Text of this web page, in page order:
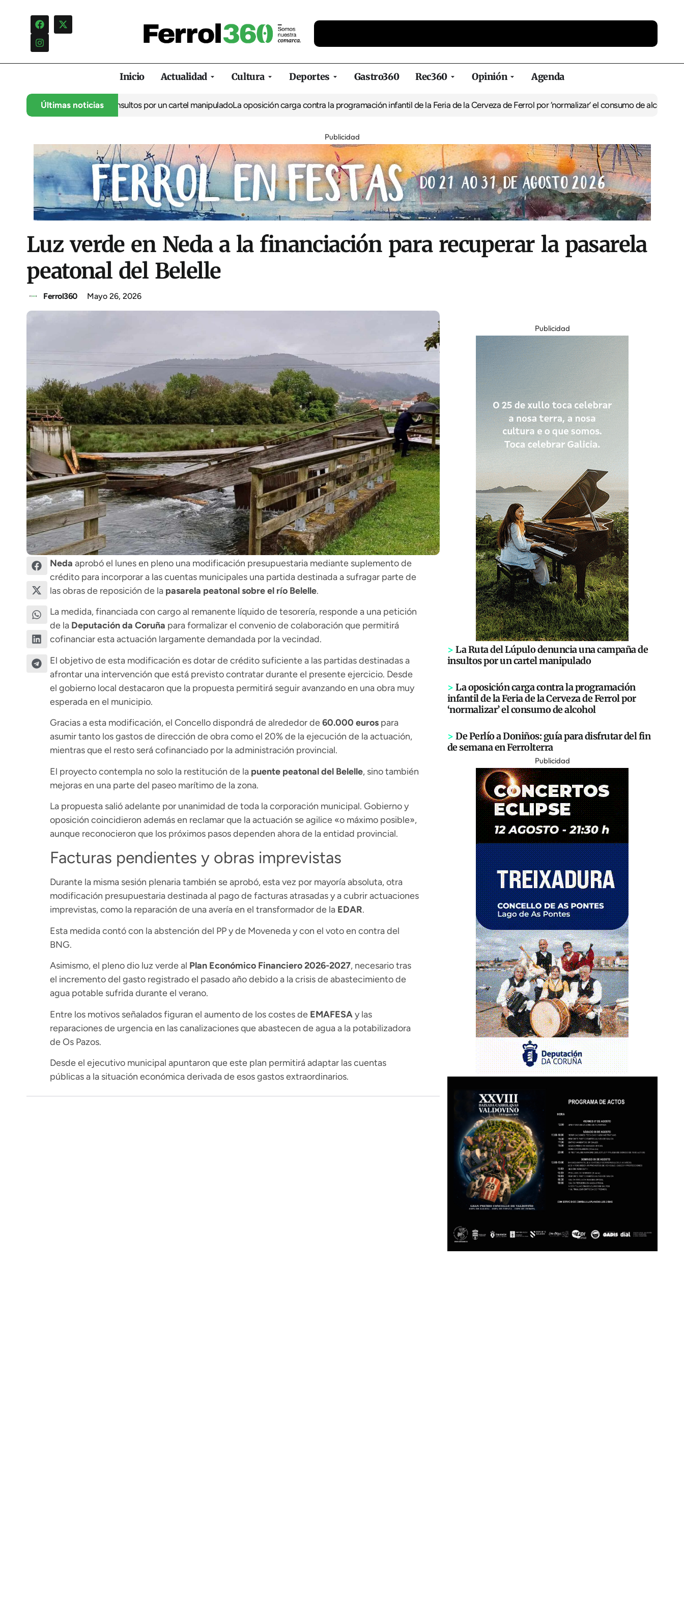
Inicio Actualidad Cultura Deportes Gastro360 Rec360 Opinión Agenda
Últimas noticias
una campaña de insultos por un cartel manipuladoLa oposición carga contra la programación infantil de la Feria de la Cerveza de Ferrol por ‘normalizar’ el consumo de alcoholDe Perlío
Publicidad
Luz verde en Neda a la financiación para recuperar la pasarela
peatonal del Belelle
Ferrol360 Mayo 26, 2026
Neda aprobó el lunes en pleno una modificación presupuestaria mediante suplemento de
crédito para incorporar a las cuentas municipales una partida destinada a sufragar parte de
las obras de reposición de la pasarela peatonal sobre el río Belelle.
La medida, financiada con cargo al remanente líquido de tesorería, responde a una petición
de la Deputación da Coruña para formalizar el convenio de colaboración que permitirá
cofinanciar esta actuación largamente demandada por la vecindad.
El objetivo de esta modificación es dotar de crédito suficiente a las partidas destinadas a
afrontar una intervención que está previsto contratar durante el presente ejercicio. Desde
el gobierno local destacaron que la propuesta permitirá seguir avanzando en una obra muy
esperada en el municipio.
Gracias a esta modificación, el Concello dispondrá de alrededor de60.000 eurospara
asumir tanto los gastos de dirección de obra como el 20% de la ejecución de la actuación,
mientras que el resto será cofinanciado por la administración provincial.
El proyecto contempla no solo la restitución de la puente peatonal del Belelle, sino también
mejoras en una parte del paseo marítimo de la zona.
La propuesta salió adelante por unanimidad de toda la corporación municipal. Gobierno y
oposición coincidieron además en reclamar que la actuación se agilice «o máximo posible»,
aunque reconocieron que los próximos pasos dependen ahora de la entidad provincial.
Facturas pendientes y obras imprevistas
Durante la misma sesión plenaria también se aprobó, esta vez por mayoría absoluta, otra
modificación presupuestaria destinada al pago de facturas atrasadas y a cubrir actuaciones
imprevistas, como la reparación de una avería en el transformador de la EDAR.
Esta medida contó con la abstención del PP y de Moveneda y con el voto en contra del
BNG.
Asimismo, el pleno dio luz verde al Plan Económico Financiero 2026-2027, necesario tras
el incremento del gasto registrado el pasado año debido a la crisis de abastecimiento de
agua potable sufrida durante el verano.
Entre los motivos señalados figuran el aumento de los costes de EMAFESAy las
reparaciones de urgencia en las canalizaciones que abastecen de agua a la potabilizadora
de Os Pazos.
Desde el ejecutivo municipal apuntaron que este plan permitirá adaptar las cuentas
públicas a la situación económica derivada de esos gastos extraordinarios.
Publicidad
> La Ruta del Lúpulo denuncia una campaña de
insultos por un cartel manipulado
> La oposición carga contra la programación
infantil de la Feria de la Cerveza de Ferrol por
‘normalizar’ el consumo de alcohol
> De Perlío a Doniños: guía para disfrutar del fin
de semana en Ferrolterra
Publicidad